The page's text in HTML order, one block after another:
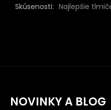
Skúsenosti: Najlepšie
NOVINKY A BLOG